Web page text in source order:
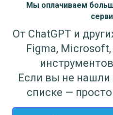
Мы оплачиваем
От ChatGPT и
Figma, Microsoft,
Если вы не
списке —